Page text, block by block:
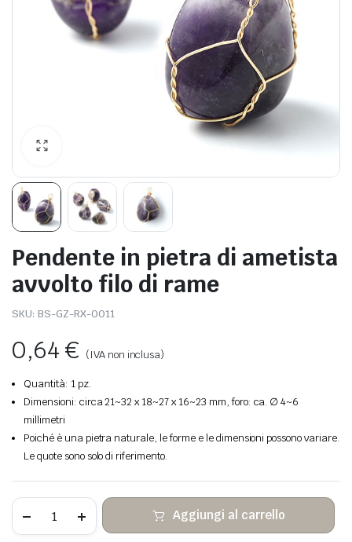
Pendente in pietra di ametista
avvolto filo di rame
SKU: BS-GZ-RX-0011
0,64€ (IVA non inclusa)
Quantità: 1 pz.
Dimensioni: circa 21~32 x 18~27 x 16~23 mm, foro: ca. ∅ 4~6
millimetri
Poiché è una pietra naturale, le forme e le dimensioni possono variare.
Le quote sono solo di riferimento.
pietra
Aggiungi al carrello